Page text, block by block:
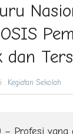
dan
: Kegiatan Sekolah
– Profesi